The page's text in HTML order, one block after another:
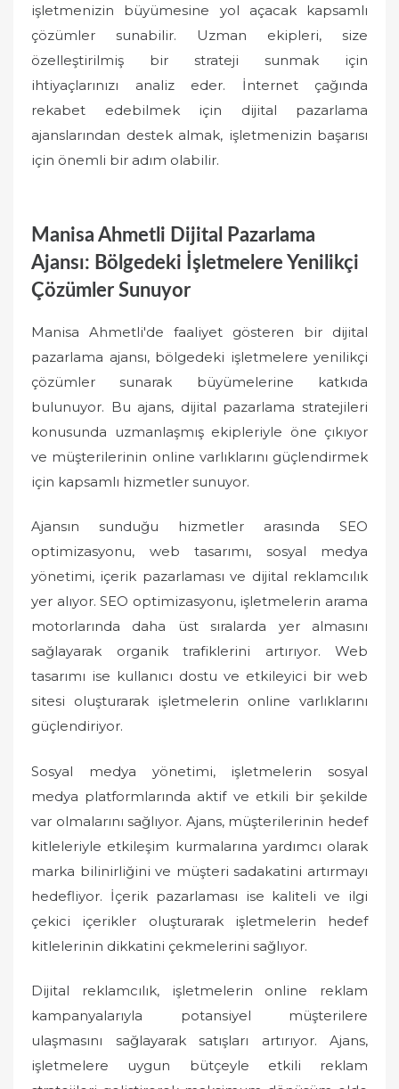
işletmenizin büyümesine yol açacak kapsamlı
çözümler sunabilir. Uzman ekipleri, size
özelleştirilmiş bir strateji sunmak için
ihtiyaçlarınızı analiz eder. İnternet çağında
rekabet edebilmek için dijital pazarlama
ajanslarından destek almak, işletmenizin başarısı
için önemli bir adım olabilir.
Manisa Ahmetli Dijital Pazarlama
Ajansı: Bölgedeki İşletmelere Yenilikçi
Çözümler Sunuyor
Manisa Ahmetli'de faaliyet gösteren bir dijital
pazarlama ajansı, bölgedeki işletmelere yenilikçi
çözümler sunarak büyümelerine katkıda
bulunuyor. Bu ajans, dijital pazarlama stratejileri
konusunda uzmanlaşmış ekipleriyle öne çıkıyor
ve müşterilerinin online varlıklarını güçlendirmek
için kapsamlı hizmetler sunuyor.
Ajansın sunduğu hizmetler arasında SEO
optimizasyonu, web tasarımı, sosyal medya
yönetimi, içerik pazarlaması ve dijital reklamcılık
yer alıyor. SEO optimizasyonu, işletmelerin arama
motorlarında daha üst sıralarda yer almasını
sağlayarak organik trafiklerini artırıyor. Web
tasarımı ise kullanıcı dostu ve etkileyici bir web
sitesi oluşturarak işletmelerin online varlıklarını
güçlendiriyor.
Sosyal medya yönetimi, işletmelerin sosyal
medya platformlarında aktif ve etkili bir şekilde
var olmalarını sağlıyor. Ajans, müşterilerinin hedef
kitleleriyle etkileşim kurmalarına yardımcı olarak
marka bilinirliğini ve müşteri sadakatini artırmayı
hedefliyor. İçerik pazarlaması ise kaliteli ve ilgi
çekici içerikler oluşturarak işletmelerin hedef
kitlelerinin dikkatini çekmelerini sağlıyor.
Dijital reklamcılık, işletmelerin online reklam
kampanyalarıyla potansiyel müşterilere
ulaşmasını sağlayarak satışları artırıyor. Ajans,
işletmelere uygun bütçeyle etkili reklam